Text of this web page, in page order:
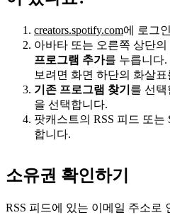
creators.spotify.com에 로그
아바타 또는 오른쪽 상단
프로그램 추가를 누릅니다
보려면 화면 하단의 화살
기존 프로그램 찾기 를 선택
을 선택합니다.
팟캐스트의 RSS 피드 또
합니다.
소유권 확인하기
RSS 피드에 있는 이메일 주소로